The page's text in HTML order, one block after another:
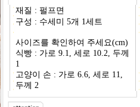
재질 : 펄프면
구성 : 수세미 5개 1세트
사이즈를 확인하여 주세요(cm)
식빵 : 가로 9.1, 세로 10.2, 두께
1
고양이 손 : 가로 6.6, 세로 11,
두께 2